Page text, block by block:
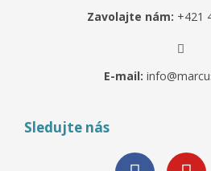
Zavolajte nám: +421
E-mail:
Sledujte nás